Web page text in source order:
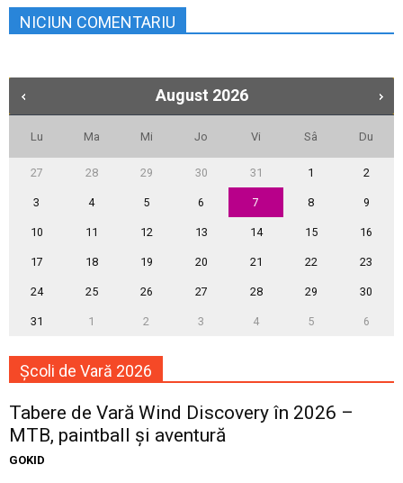
NICIUN COMENTARIU
August 2026
Lu Ma Mi Jo Vi Sâ Du
27 28 29 30 31 1 2
3 4 5 6 7 8 9
10 11 12 13 14 15 16
17 18 19 20 21 22 23
24 25 26 27 28 29 30
31 1 2 3 4 5 6
Școli de Vară 2026
Tabere de Vară Wind Discovery în 2026 –
MTB, paintball și aventură
GOKID